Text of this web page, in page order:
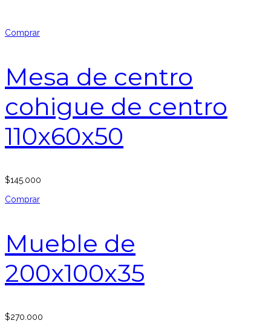
Comprar
Mesa de centro
cohigue de centro
110x60x50
$145.000
Comprar
Mueble de
200x100x35
$270.000